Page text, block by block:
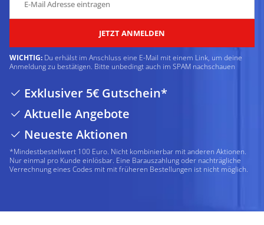
JETZT ANMELDEN
WICHTIG: Du erhälst im Anschluss eine E-Mail mit einem Link, um deine
Anmeldung zu bestätigen. Bitte unbedingt auch im SPAM nachschauen
Exklusiver 5€ Gutschein*
Aktuelle Angebote
Neueste Aktionen
*Mindestbestellwert 100 Euro. Nicht kombinierbar mit anderen Aktionen.
Nur einmal pro Kunde einlösbar. Eine Barauszahlung oder nachträgliche
Verrechnung eines Codes mit mit früheren Bestellungen ist nicht möglich.